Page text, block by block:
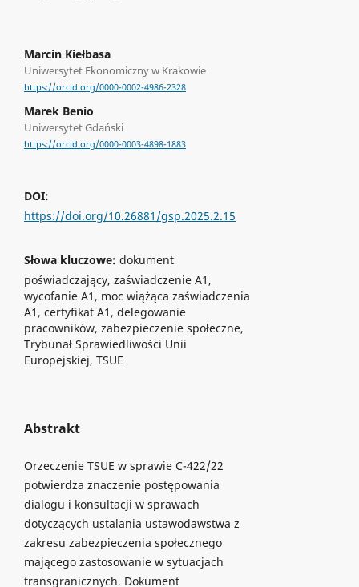
Marcin Kiełbasa
Uniwersytet Ekonomiczny w Krakowie
https://orcid.org/0000-0002-4986-2328
Marek Benio
Uniwersytet Gdański
https://orcid.org/0000-0003-4898-1883
DOI:
https://doi.org/10.26881/gsp.2025.2.15
Słowa kluczowe: dokument
poświadczający, zaświadczenie A1,
wycofanie A1, moc wiążąca zaświadczenia
A1, certyfikat A1, delegowanie
pracowników, zabezpieczenie społeczne,
Trybunał Sprawiedliwości Unii
Europejskiej, TSUE
Abstrakt
Orzeczenie TSUE w sprawie C-422/22
potwierdza znaczenie postępowania
dialogu i konsultacji w sprawach
dotyczących ustalania ustawodawstwa z
zakresu zabezpieczenia społecznego
mającego zastosowanie w sytuacjach
transgranicznych. Dokument